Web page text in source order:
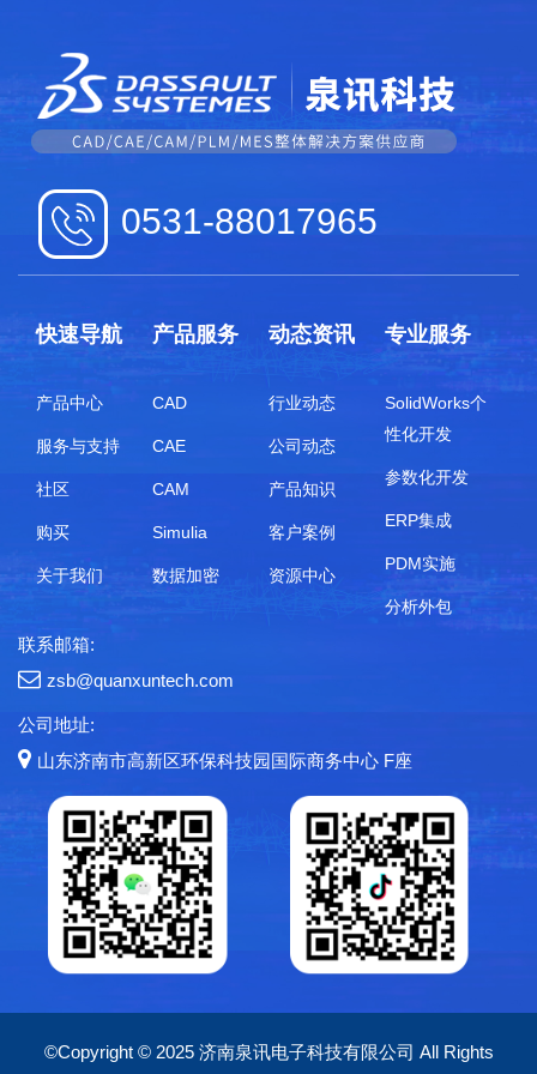
0531-88017965
快速导航
产品中心
服务与支持
社区
购买
关于我们
产品服务
CAD
CAE
CAM
Simulia
数据加密
动态资讯
行业动态
公司动态
产品知识
客户案例
资源中心
专业服务
SolidWorks个
性化开发
参数化开发
ERP集成
PDM实施
分析外包
联系邮箱:
zsb@quanxuntech.com
公司地址:
山东济南市高新区环保科技园国际商务中心 F座
©Copyright © 2025 济南泉讯电子科技有限公司 All Rights